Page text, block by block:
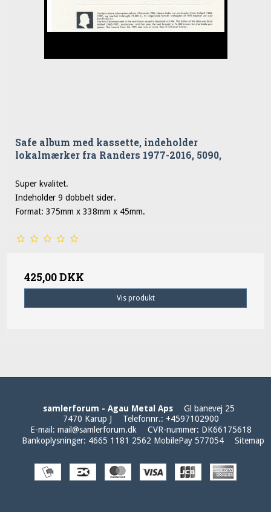
Safe album med kassette, indeholder
lokalmærker fra Randers 1977-2016, 5090,
Super kvalitet.
Indeholder 9 dobbelt sider.
Format: 375mm x 338mm x 45mm.
425,00 DKK
Vis produkt
samlerforum - Agau Metal Aps
Gl banevej 25
7470 Karup J
Telefonnr.: +4597102900
E-mail : mail@samlerforum.dk CVR-nummer: DK66175618
Bankoplysninger: 4665 1181 2562 MobilePay 577054 Sitemap